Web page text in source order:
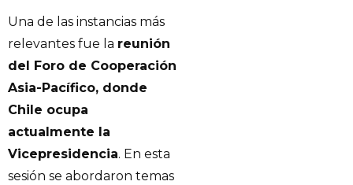
Una de las instancias más
relevantes fue la reunión
del Foro de Cooperación
Asia-Pacífico, donde
Chile ocupa
actualmente la
Vicepresidencia. En esta
sesión se abordaron temas